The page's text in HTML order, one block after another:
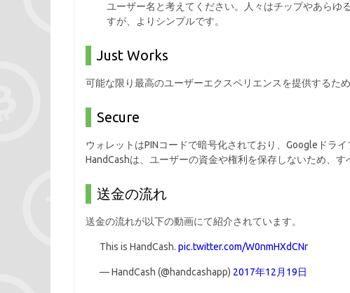
ユーザー名と考えてください。人々はチップやあら
すが、よりシンプルです。
Just Works
可能な限り最高のユーザーエクスペリエンスを提供するた
Secure
ウォレットはPINコードで暗号化されており、Googleドラ
HandCashは、ユーザーの資金や権利を保存しないため、
送金の流れ
送金の流れが以下の動画にて紹介されています。
This is HandCash. pic.twitter.com/W0nmHXdCNr
— HandCash (@handcashapp) 2017年12月19日